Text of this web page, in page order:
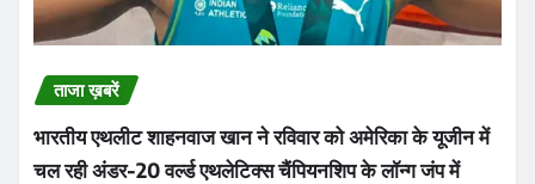
ताजा ख़बरें
भारतीय एथलीट शाहनवाज खान ने रविवार को अमेरिका के यूजीन में
चल रही अंडर-20 वर्ल्ड एथलेटिक्स चैंपियनशिप के लॉन्ग जंप में